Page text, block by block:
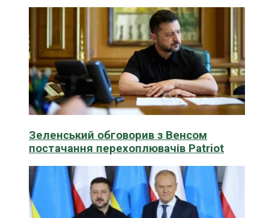
Зеленський обговорив з Венсом
постачання перехоплювачів Patriot